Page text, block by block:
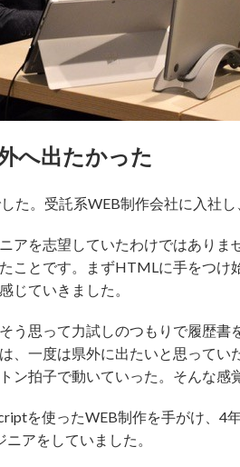
へ出たかった
た。受託系WEB制作会社に入社
アを志望していたわけではあり
ことです。まずHTMLに手をつ
じていきました。
う思って力試しのつもりで履歴
、一度は県外に出たいと思って
ン拍子で動いていった。そんな感
を使ったWEB制作を手がけ、
アをしていました。